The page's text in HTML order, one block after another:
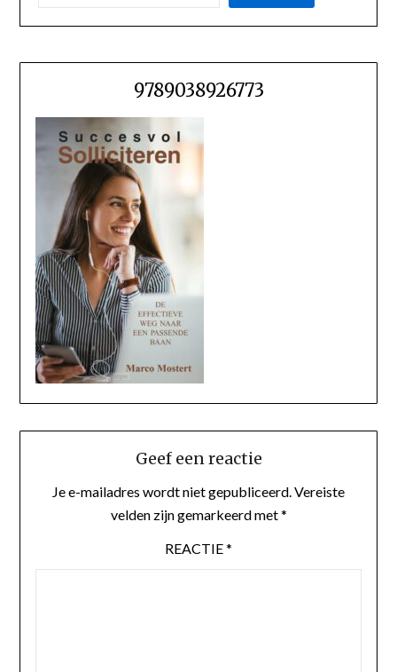
9789038926773
Geef een reactie
Je e-mailadres wordt niet gepubliceerd. Vereiste
velden zijn gemarkeerd met*
REACTIE*